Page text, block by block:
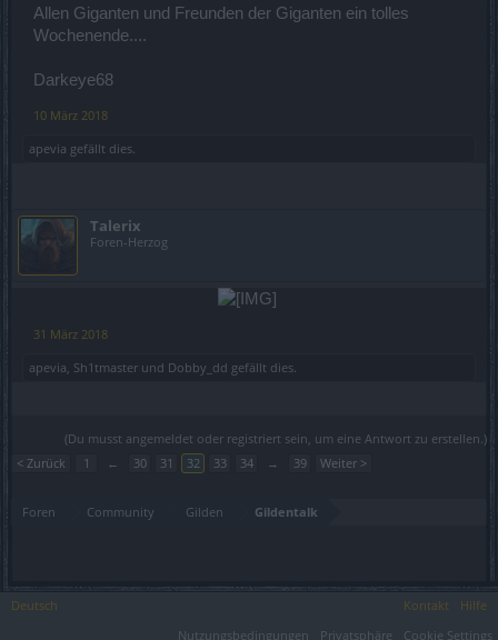
Allen Giganten und Freunden der Giganten ein tolles
Wochenende....
Darkeye68
10 März 2018
apevia gefällt dies.
Talerix
Foren-Herzog
31 März 2018
apevia Sh1tmaster und Dobby_dd gefällt dies.
(Du musst angemeldet oder registriert sein, um eine Antwort zu erstellen.)
< Zurück
1 ← 30 31 32 33 34 → 39 Weiter >
Foren Community Gilden Gildentalk
Deutsch Kontakt
Hilfe
Nutzungsbedingungen
Privatsphäre Cookie Settings